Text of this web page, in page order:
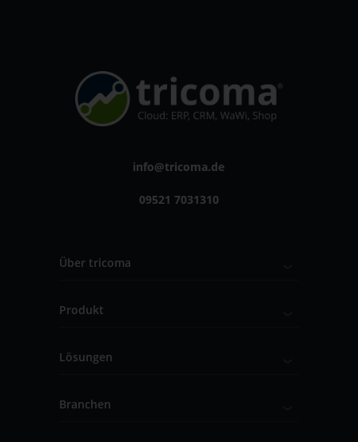
info@tricoma.de
09521 7031310
Über tricoma
Produkt
Lösungen
Branchen